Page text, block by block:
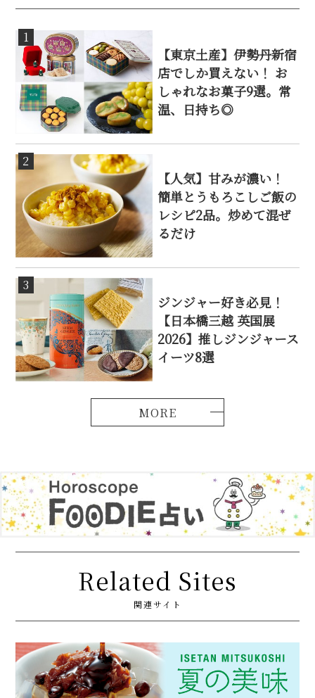
1
【東京土産】伊勢丹新宿
店でしか買えない！ お
しゃれなお菓子9選。常
温、日持ち◎
2
【人気】甘みが濃い！
簡単とうもろこしご飯の
レシピ2品。炒めて混ぜ
るだけ
3
ジンジャー好き必見！
【日本橋三越 英国展
2026】推しジンジャース
イーツ8選
Related Sites
関連サイト